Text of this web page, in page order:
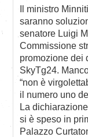
Il ministro
saranno
senatore Luigi
Commissione
promozione dei
SkyTg24.
“non è
il numero uno
La
si è speso in
Palazzo